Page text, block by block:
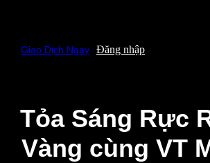
Giao Dịch Ngay Đăng nhập
Tỏa Sáng Rực
Vàng cùng VT